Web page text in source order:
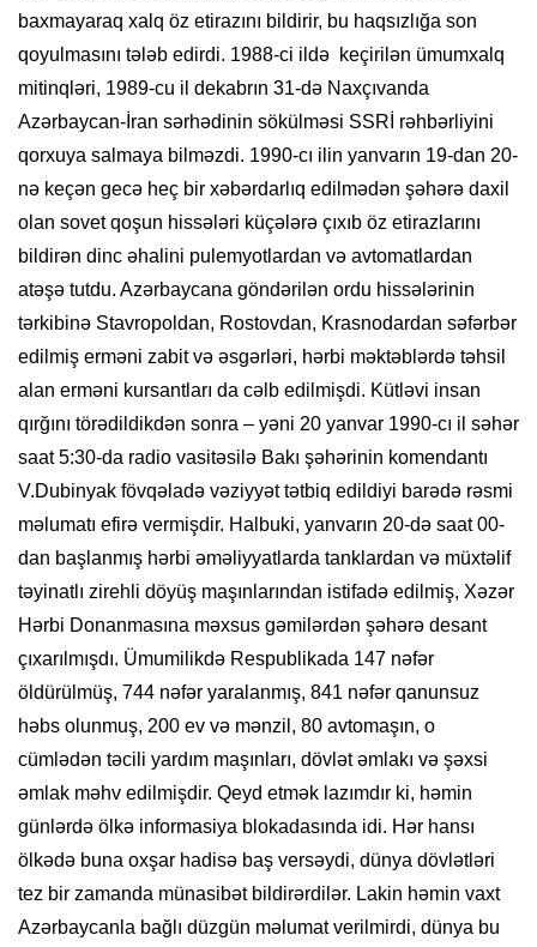
baxmayaraq xalq öz etirazını bildirir, bu haqsızlığa son
qoyulmasını tələb edirdi. 1988-ci ildə keçirilən ümumxalq
mitinqləri, 1989-cu il dekabrın 31-də Naxçıvanda
Azərbaycan-İran sərhədinin sökülməsi SSRİ rəhbərliyini
qorxuya salmaya bilməzdi. 1990-cı ilin yanvarın 19-dan 20-
nə keçən gecə heç bir xəbərdarlıq edilmədən şəhərə daxil
olan sovet qoşun hissələri küçələrə çıxıb öz etirazlarını
bildirən dinc əhalini pulemyotlardan və avtomatlardan
atəşə tutdu. Azərbaycana göndərilən ordu hissələrinin
tərkibinə Stavropoldan, Rostovdan, Krasnodardan səfərbər
edilmiş erməni zabit və əsgərləri, hərbi məktəblərdə təhsil
alan erməni kursantları da cəlb edilmişdi. Kütləvi insan
qırğını törədildikdən sonra – yəni 20 yanvar 1990-cı il səhər
saat 5:30-da radio vasitəsilə Bakı şəhərinin komendantı
V.Dubinyak fövqəladə vəziyyət tətbiq edildiyi barədə rəsmi
məlumatı efirə vermişdir. Halbuki, yanvarın 20-də saat 00-
dan başlanmış hərbi əməliyyatlarda tanklardan və müxtəlif
təyinatlı zirehli döyüş maşınlarından istifadə edilmiş, Xəzər
Hərbi Donanmasına məxsus gəmilərdən şəhərə desant
çıxarılmışdı. Ümumilikdə Respublikada 147 nəfər
öldürülmüş, 744 nəfər yaralanmış, 841 nəfər qanunsuz
həbs olunmuş, 200 ev və mənzil, 80 avtomaşın, o
cümlədən təcili yardım maşınları, dövlət əmlakı və şəxsi
əmlak məhv edilmişdir. Qeyd etmək lazımdır ki, həmin
günlərdə ölkə informasiya blokadasında idi. Hər hansı
ölkədə buna oxşar hadisə baş versəydi, dünya dövlətləri
tez bir zamanda münasibət bildirərdilər. Lakin həmin vaxt
Azərbaycanla bağlı düzgün məlumat verilmirdi, dünya bu